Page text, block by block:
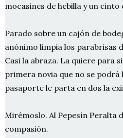
mocasines de hebilla y un cinto
Parado sobre un cajón de
anónimo limpia los parabrisas
Casi la abraza. La quiere para
primera novia que no se podrá
pasaporte le parta en dos la
Mirémoslo. Al Pepesín Peralta
compasión.